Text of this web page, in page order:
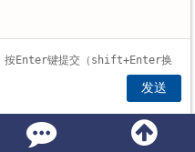
下一条：对于不同类型和粒度的原料，福建重型振动筛的适用范围如何？
发送